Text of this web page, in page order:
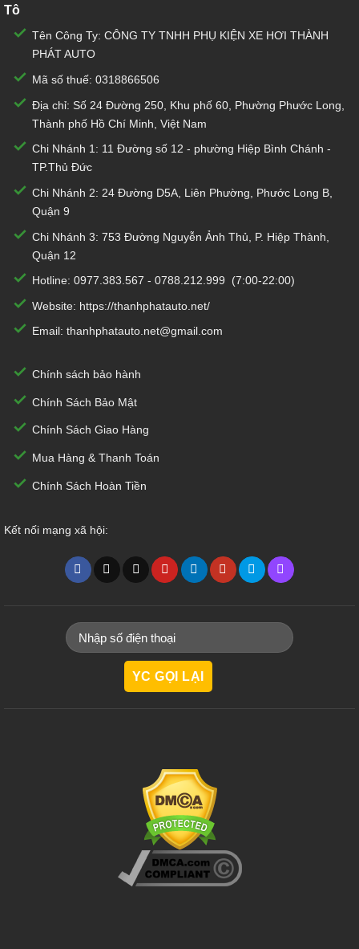
Tô
Tên Công Ty: CÔNG TY TNHH PHỤ KIỆN XE HƠI THÀNH
PHÁT AUTO
Mã số thuế: 0318866506
Địa chỉ: Số 24 Đường 250, Khu phố 60, Phường Phước Long,
Thành phố Hồ Chí Minh, Việt Nam
Chi Nhánh 1: 11 Đường số 12 - phường Hiệp Bình Chánh -
TP.Thủ Đức
Chi Nhánh 2: 24 Đường D5A, Liên Phường, Phước Long B,
Quận 9
Chi Nhánh 3: 753 Đường Nguyễn Ảnh Thủ, P. Hiệp Thành,
Quận 12
Hotline: 0977.383.567 - 0788.212.999 (7:00-22:00)
Website: https://thanhphatauto.net/
Email: thanhphatauto.net@gmail.com
Chính sách bảo hành
Chính Sách Bảo Mật
Chính Sách Giao Hàng
Mua Hàng & Thanh Toán
Chính Sách Hoàn Tiền
Kết nối mạng xã hội: